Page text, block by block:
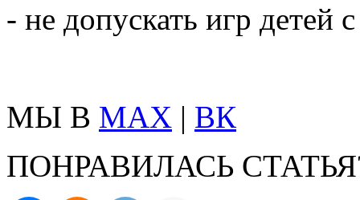
- не допускать игр детей
МЫ В MAX | ВК
ПОНРАВИЛАСЬ